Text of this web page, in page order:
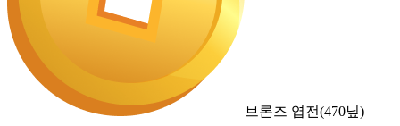
브론즈 엽전(470닢)